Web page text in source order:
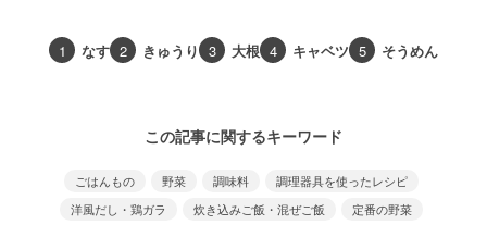
1 なす 2 きゅうり 3 大根 4 キャベツ 5 そうめん
この記事に関するキーワード
ごはんもの 野菜 調味料
調理器具を使ったレシピ
洋風だし・鶏ガラ
炊き込みご飯・混ぜご飯
定番の野菜